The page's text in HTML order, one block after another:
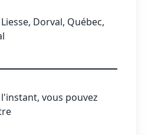
Dorval, Québec,
vous pouvez